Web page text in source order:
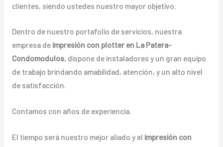
clientes, siendo ustedes nuestro mayor objetivo.
Dentro de nuestro portafolio de servicios, nuestra
empresa de impresión con plotter en La Patera-
Condomodulos, dispone de instaladores y un gran equipo
de trabajo brindando amabilidad, atención, y un alto nivel
de satisfacción.
Contamos con años de experiencia.
El tiempo será nuestro mejor aliado y el impresión con